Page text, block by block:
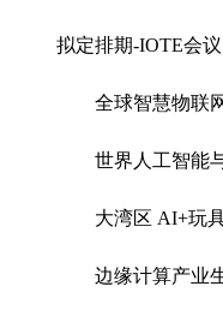
拟定排期-IOTE会议
全球智慧物联网
世界人工智能与
大湾区 AI+玩具
边缘计算产业